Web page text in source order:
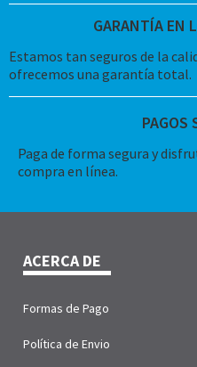
GARANTÍA EN
Estamos tan seguros de la
ofrecemos una garantía total.
PAGOS
Paga de forma segura y
compra en línea.
ACERCA DE
Formas de Pago
Política de Envio